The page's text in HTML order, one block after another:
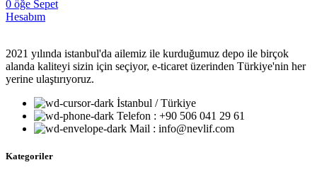
0 öğe Sepet
Hesabım
2021 yılında istanbul'da ailemiz ile kurduğumuz depo ile birçok
alanda kaliteyi sizin için seçiyor, e-ticaret üzerinden Türkiye'nin her
yerine ulaştırıyoruz.
İstanbul / Türkiye
Telefon : +90 506 041 29 61
Mail : info@nevlif.com
Kategoriler